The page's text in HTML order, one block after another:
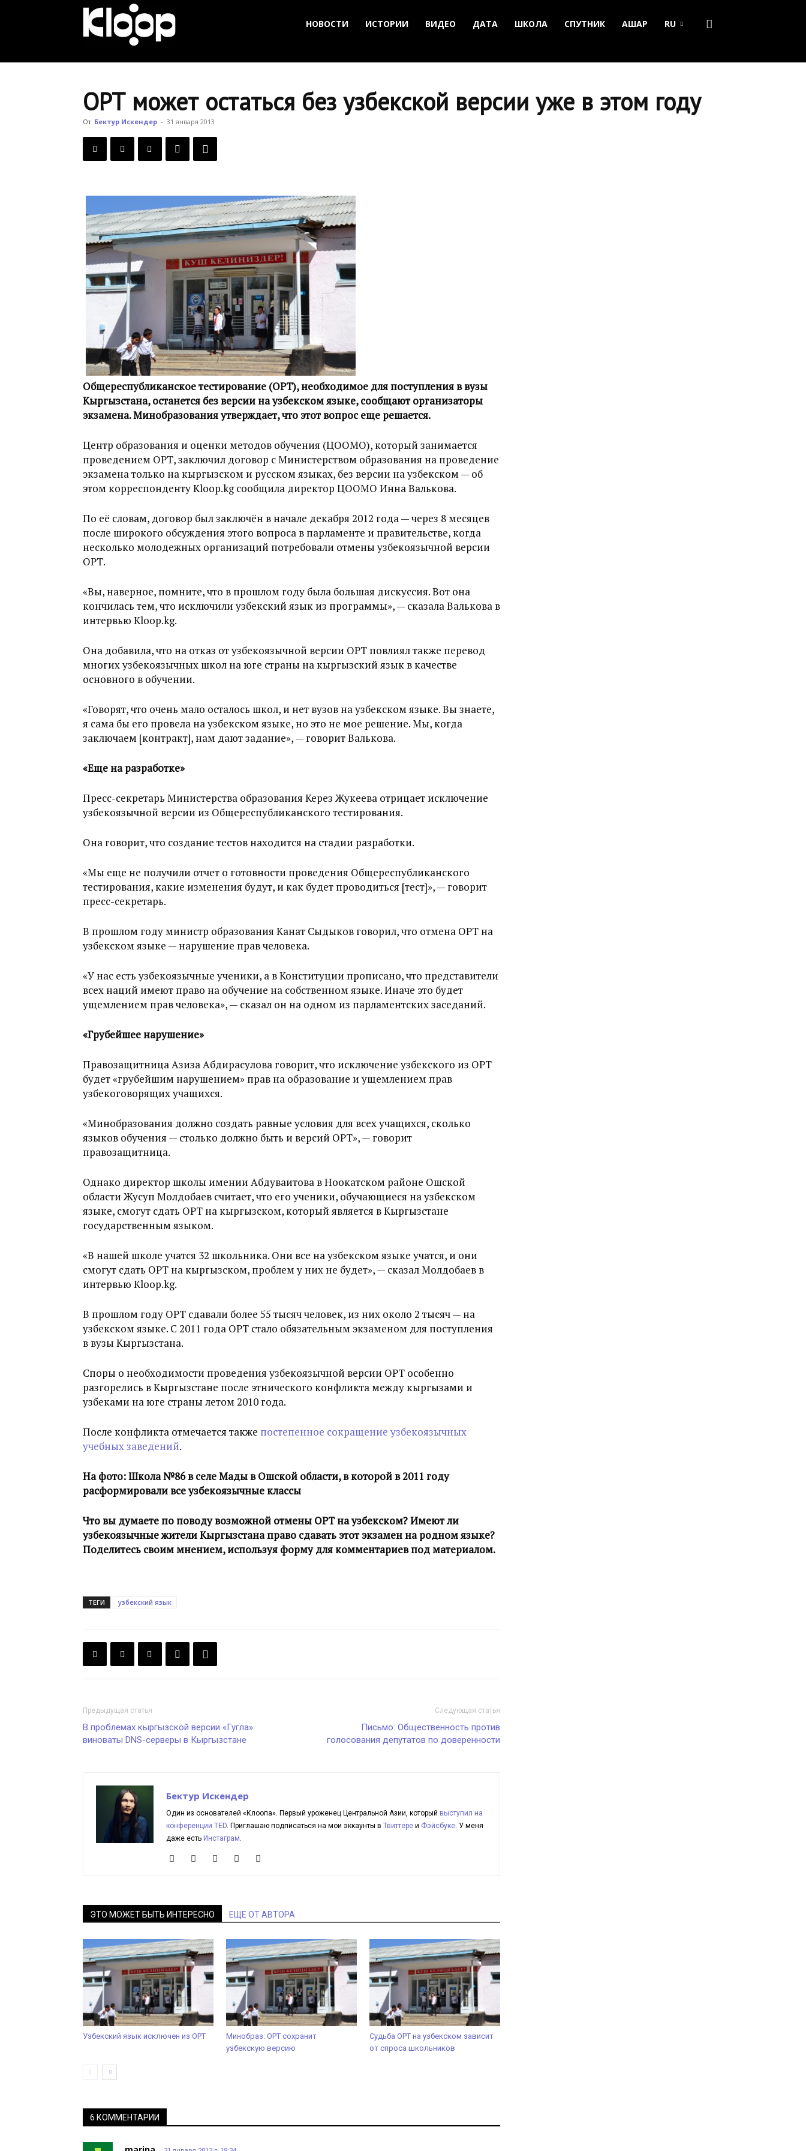
Новости
НОВОСТИ ИСТОРИИ ВИДЕО ДАТА ШКОЛА СПУТНИК АШАР RU
ОРТ может остаться без узбекской версии уже в этом году
От Бектур Искендер - 31 января 2013
Общереспубликанское тестирование (ОРТ), необходимое для поступления в вузы
Кыргызстана, останется без версии на узбекском языке, сообщают организаторы
экзамена. Минобразования утверждает, что этот вопрос еще решается.
Центр образования и оценки методов обучения (ЦООМО), который занимается
проведением ОРТ, заключил договор с Министерством образования на проведение
экзамена только на кыргызском и русском языках, без версии на узбекском — об
этом корреспонденту Kloop.kg сообщила директор ЦООМО Инна Валькова.
По её словам, договор был заключён в начале декабря 2012 года — через 8 месяцев
после широкого обсуждения этого вопроса в парламенте и правительстве, когда
несколько молодежных организаций потребовали отмены узбекоязычной версии
ОРТ.
«Вы, наверное, помните, что в прошлом году была большая дискуссия. Вот она
кончилась тем, что исключили узбекский язык из программы», — сказала Валькова в
интервью Kloop.kg.
Она добавила, что на отказ от узбекоязычной версии ОРТ повлиял также перевод
многих узбекоязычных школ на юге страны на кыргызский язык в качестве
основного в обучении.
«Говорят, что очень мало осталось школ, и нет вузов на узбекском языке. Вы знаете,
я сама бы его провела на узбекском языке, но это не мое решение. Мы, когда
заключаем [контракт], нам дают задание», — говорит Валькова.
«Еще на разработке»
Пресс-секретарь Министерства образования Керез Жукеева отрицает исключение
узбекоязычной версии из Общереспубликанского тестирования.
Она говорит, что создание тестов находится на стадии разработки.
«Мы еще не получили отчет о готовности проведения Общереспубликанского
тестирования, какие изменения будут, и как будет проводиться [тест]», — говорит
пресс-секретарь.
В прошлом году министр образования Канат Сыдыков говорил, что отмена ОРТ на
узбекском языке — нарушение прав человека.
«У нас есть узбекоязычные ученики, а в Конституции прописано, что представители
всех наций имеют право на обучение на собственном языке. Иначе это будет
ущемлением прав человека», — сказал он на одном из парламентских заседаний.
«Грубейшее нарушение»
Правозащитница Азиза Абдирасулова говорит, что исключение узбекского из ОРТ
будет «грубейшим нарушением» прав на образование и ущемлением прав
узбекоговорящих учащихся.
«Минобразования должно создать равные условия для всех учащихся, сколько
языков обучения — столько должно быть и версий ОРТ», — говорит
правозащитница.
Однако директор школы имении Абдуваитова в Ноокатском районе Ошской
области Жусуп Молдобаев считает, что его ученики, обучающиеся на узбекском
языке, смогут сдать ОРТ на кыргызском, который является в Кыргызстане
государственным языком.
«В нашей школе учатся 32 школьника. Они все на узбекском языке учатся, и они
смогут сдать ОРТ на кыргызском, проблем у них не будет», — сказал Молдобаев в
интервью Kloop.kg.
В прошлом году ОРТ сдавали более 55 тысяч человек, из них около 2 тысяч — на
узбекском языке. С 2011 года ОРТ стало обязательным экзаменом для поступления
в вузы Кыргызстана.
Споры о необходимости проведения узбекоязычной версии ОРТ особенно
разгорелись в Кыргызстане после этнического конфликта между кыргызами и
узбеками на юге страны летом 2010 года.
После конфликта отмечается также постепенное сокращение узбекоязычных
учебных заведений.
На фото: Школа №86 в селе Мады в Ошской области, в которой в 2011 году
расформировали все узбекоязычные классы
Что вы думаете по поводу возможной отмены ОРТ на узбекском? Имеют ли
узбекоязычные жители Кыргызстана право сдавать этот экзамен на родном языке?
Поделитесь своим мнением, используя форму для комментариев под материалом.
ТЕГИ узбекский язык
Предыдущая статья
В проблемах кыргызской версии «Гугла»
виноваты DNS-серверы в Кыргызстане
Следующая статья
Письмо: Общественность против
голосования депутатов по доверенности
Бектур Искендер
Один из основателей «Клоопа». Первый уроженец Центральной Азии, который выступил на
конференции TED. Приглашаю подписаться на мои эккаунты в Твиттере и Фэйсбуке. У меня
даже есть Инстаграм.
ЭТО МОЖЕТ БЫТЬ ИНТЕРЕСНО ЕЩЕ ОТ АВТОРА
Узбекский язык исключен из ОРТ
Минобраз: ОРТ сохранит
узбекскую версию
Судьба ОРТ на узбекском зависит
от спроса школьников
6 КОММЕНТАРИИ